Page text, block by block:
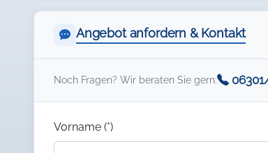
Angebot anfordern & Kontakt
Noch Fragen? Wir beraten Sie gern:
Vorname (*)